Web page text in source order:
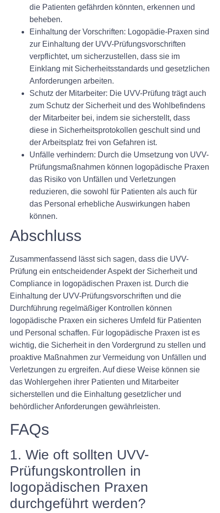
die Patienten gefährden könnten, erkennen und
beheben.
Einhaltung der Vorschriften: Logopädie-Praxen sind
zur Einhaltung der UVV-Prüfungsvorschriften
verpflichtet, um sicherzustellen, dass sie im
Einklang mit Sicherheitsstandards und gesetzlichen
Anforderungen arbeiten.
Schutz der Mitarbeiter: Die UVV-Prüfung trägt auch
zum Schutz der Sicherheit und des Wohlbefindens
der Mitarbeiter bei, indem sie sicherstellt, dass
diese in Sicherheitsprotokollen geschult sind und
der Arbeitsplatz frei von Gefahren ist.
Unfälle verhindern: Durch die Umsetzung von UVV-
Prüfungsmaßnahmen können logopädische Praxen
das Risiko von Unfällen und Verletzungen
reduzieren, die sowohl für Patienten als auch für
das Personal erhebliche Auswirkungen haben
können.
Abschluss
Zusammenfassend lässt sich sagen, dass die UVV-
Prüfung ein entscheidender Aspekt der Sicherheit und
Compliance in logopädischen Praxen ist. Durch die
Einhaltung der UVV-Prüfungsvorschriften und die
Durchführung regelmäßiger Kontrollen können
logopädische Praxen ein sicheres Umfeld für Patienten
und Personal schaffen. Für logopädische Praxen ist es
wichtig, die Sicherheit in den Vordergrund zu stellen und
proaktive Maßnahmen zur Vermeidung von Unfällen und
Verletzungen zu ergreifen. Auf diese Weise können sie
das Wohlergehen ihrer Patienten und Mitarbeiter
sicherstellen und die Einhaltung gesetzlicher und
behördlicher Anforderungen gewährleisten.
FAQs
1. Wie oft sollten UVV-
Prüfungskontrollen in
logopädischen Praxen
durchgeführt werden?